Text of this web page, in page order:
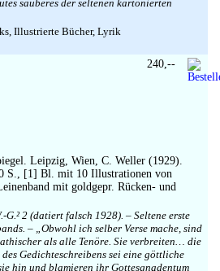
sauberes der seltenen kartonierten
Illustrierte Bücher, Lyrik
Leipzig, Wien, C. Weller (1929).
S., [1] Bl. mit 10 Illustrationen von
mit goldgepr. Rücken- und
G.² 2 (datiert falsch 1928). – Seltene erste
– „Obwohl ich selber Verse mache, sind
als alle Tenöre. Sie verbreiten… die
Gedichteschreibens sei eine göttliche
hin und blamieren ihr Gottesgnadentum
240,--